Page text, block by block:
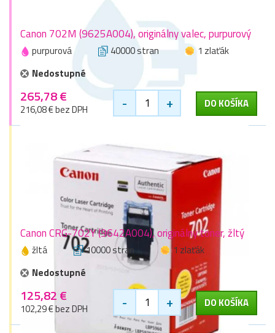
Canon 702M (9625A004), originálny valec, purpurový
purpurová 40000 stran
1 zlaťák
Nedostupné
265,78 €
216,08 € bez DPH - + DO KOŠÍKA
Canon CRG-702Y (9642A004), originálny toner, žltý
žltá 10000 stran
1 zlaťák
Nedostupné
125,82 €
102,29 € bez DPH - + DO KOŠÍKA